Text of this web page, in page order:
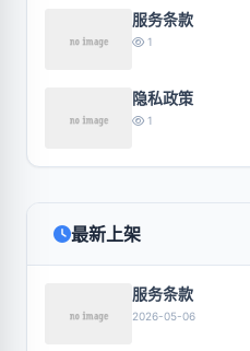
服务条款
1
隐私政策
1
最新上架
服务条款
2026-05-06